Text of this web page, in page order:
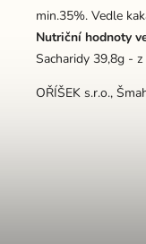
min.35%. Vedle
Nutriční hodnoty
Sacharidy 39,8g -
OŘÍŠEK s.r.o.,